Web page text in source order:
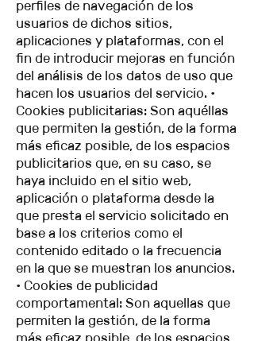
perfiles de navegación de los
usuarios de dichos sitios,
aplicaciones y plataformas, con el
fin de introducir mejoras en función
del análisis de los datos de uso que
hacen los usuarios del servicio. •
Cookies publicitarias: Son aquéllas
que permiten la gestión, de la forma
más eficaz posible, de los espacios
publicitarios que, en su caso, se
haya incluido en el sitio web,
aplicación o plataforma desde la
que presta el servicio solicitado en
base a los criterios como el
contenido editado o la frecuencia
en la que se muestran los anuncios.
• Cookies de publicidad
comportamental: Son aquellas que
permiten la gestión, de la forma